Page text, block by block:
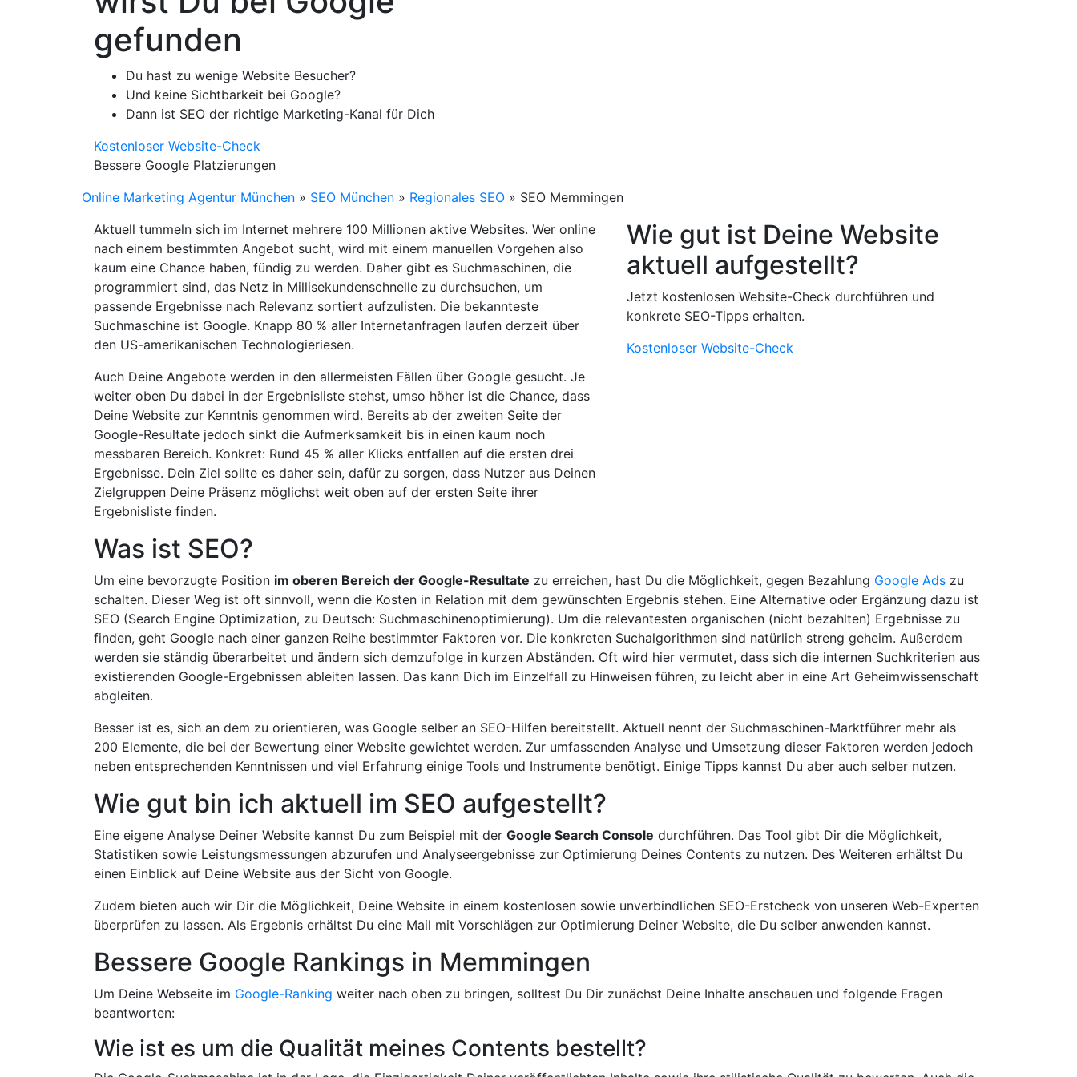
gefunden
Du hast zu wenige Website Besucher?
Und keine Sichtbarkeit bei Google?
Dann ist SEO der richtige Marketing-Kanal für Dich
Kostenloser Website-Check
Bessere Google Platzierungen
Online Marketing Agentur München » SEO München » Regionales SEO » SEO Memmingen
Aktuell tummeln sich im Internet mehrere 100 Millionen aktive Websites. Wer online
nach einem bestimmten Angebot sucht, wird mit einem manuellen Vorgehen also
kaum eine Chance haben, fündig zu werden. Daher gibt es Suchmaschinen, die
programmiert sind, das Netz in Millisekundenschnelle zu durchsuchen, um
passende Ergebnisse nach Relevanz sortiert aufzulisten. Die bekannteste
Suchmaschine ist Google. Knapp 80 % aller Internetanfragen laufen derzeit über
den US-amerikanischen Technologieriesen.
Auch Deine Angebote werden in den allermeisten Fällen über Google gesucht. Je
weiter oben Du dabei in der Ergebnisliste stehst, umso höher ist die Chance, dass
Deine Website zur Kenntnis genommen wird. Bereits ab der zweiten Seite der
Google-Resultate jedoch sinkt die Aufmerksamkeit bis in einen kaum noch
messbaren Bereich. Konkret: Rund 45 % aller Klicks entfallen auf die ersten drei
Ergebnisse. Dein Ziel sollte es daher sein, dafür zu sorgen, dass Nutzer aus Deinen
Zielgruppen Deine Präsenz möglichst weit oben auf der ersten Seite ihrer
Ergebnisliste finden.
Wie gut ist Deine Website
aktuell aufgestellt?
Jetzt kostenlosen Website-Check durchführen und
konkrete SEO-Tipps erhalten.
Kostenloser Website-Check
Was ist SEO?
Um eine bevorzugte Position im oberen Bereich der Google-Resultate zu erreichen, hast Du die Möglichkeit, gegen Bezahlung Google Ads zu
schalten. Dieser Weg ist oft sinnvoll, wenn die Kosten in Relation mit dem gewünschten Ergebnis stehen. Eine Alternative oder Ergänzung dazu ist
SEO (Search Engine Optimization, zu Deutsch: Suchmaschinenoptimierung). Um die relevantesten organischen (nicht bezahlten) Ergebnisse zu
finden, geht Google nach einer ganzen Reihe bestimmter Faktoren vor. Die konkreten Suchalgorithmen sind natürlich streng geheim. Außerdem
werden sie ständig überarbeitet und ändern sich demzufolge in kurzen Abständen. Oft wird hier vermutet, dass sich die internen Suchkriterien aus
existierenden Google-Ergebnissen ableiten lassen. Das kann Dich im Einzelfall zu Hinweisen führen, zu leicht aber in eine Art Geheimwissenschaft
abgleiten.
Besser ist es, sich an dem zu orientieren, was Google selber an SEO-Hilfen bereitstellt. Aktuell nennt der Suchmaschinen-Marktführer mehr als
200 Elemente, die bei der Bewertung einer Website gewichtet werden. Zur umfassenden Analyse und Umsetzung dieser Faktoren werden jedoch
neben entsprechenden Kenntnissen und viel Erfahrung einige Tools und Instrumente benötigt. Einige Tipps kannst Du aber auch selber nutzen.
Wie gut bin ich aktuell im SEO aufgestellt?
Eine eigene Analyse Deiner Website kannst Du zum Beispiel mit der Google Search Console durchführen. Das Tool gibt Dir die Möglichkeit,
Statistiken sowie Leistungsmessungen abzurufen und Analyseergebnisse zur Optimierung Deines Contents zu nutzen. Des Weiteren erhältst Du
einen Einblick auf Deine Website aus der Sicht von Google.
Zudem bieten auch wir Dir die Möglichkeit, Deine Website in einem kostenlosen sowie unverbindlichen SEO-Erstcheck von unseren Web-Experten
überprüfen zu lassen. Als Ergebnis erhältst Du eine Mail mit Vorschlägen zur Optimierung Deiner Website, die Du selber anwenden kannst.
Bessere Google Rankings in Memmingen
Um Deine Webseite im Google-Ranking weiter nach oben zu bringen, solltest Du Dir zunächst Deine Inhalte anschauen und folgende Fragen
beantworten:
Wie ist es um die Qualität meines Contents bestellt?